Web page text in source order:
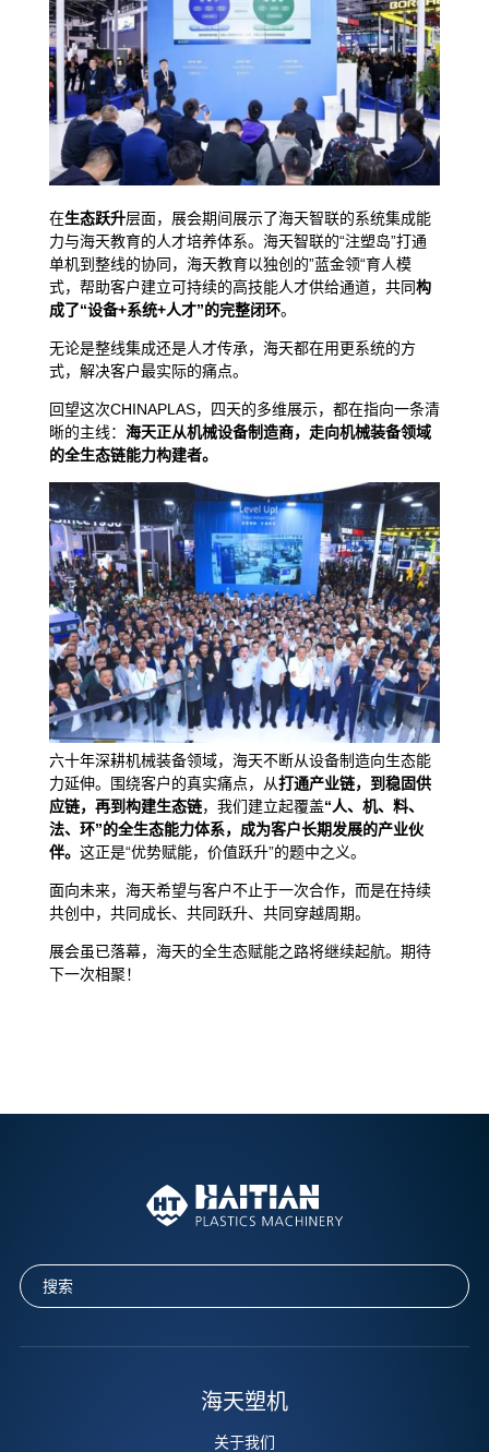
在生态跃升层面，展会期间展示了海天智联的系统集成能
力与海天教育的人才培养体系。海天智联的“注塑岛”打通
单机到整线的协同，海天教育以独创的”蓝金领“育人模
式，帮助客户建立可持续的高技能人才供给通道，共同构
成了“设备+系统+人才”的完整闭环。
无论是整线集成还是人才传承，海天都在用更系统的方
式，解决客户最实际的痛点。
回望这次CHINAPLAS，四天的多维展示，都在指向一条清
晰的主线： 海天正从机械设备制造商，走向机械装备领域
的全生态链能力构建者。
六十年深耕机械装备领域，海天不断从设备制造向生态能
力延伸。围绕客户的真实痛点，从打通产业链，到稳固供
应链，再到构建生态链，我们建立起覆盖“人、机、料、
法、环”的全生态能力体系，成为客户长期发展的产业伙
伴。 这正是“优势赋能，价值跃升”的题中之义。
面向未来，海天希望与客户不止于一次合作，而是在持续
共创中，共同成长、共同跃升、共同穿越周期。
展会虽已落幕，海天的全生态赋能之路将继续起航。期待
下一次相聚！
海天塑机
关于我们